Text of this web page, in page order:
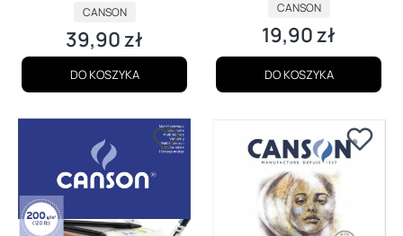
PRODUCENT
CANSON
Cena
39,90 zł
DO KOSZYKA
PRODUCENT
CANSON
Cena
19,90 zł
DO KOSZYKA